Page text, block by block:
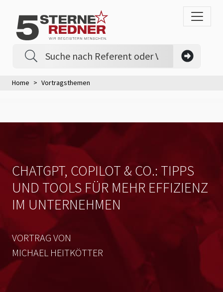
Home Vortragsthemen
CHATGPT, COPILOT & CO.: TIPPS
UND TOOLS FÜR MEHR EFFIZIENZ
IM UNTERNEHMEN
VORTRAG VON
MICHAEL HEITKÖTTER